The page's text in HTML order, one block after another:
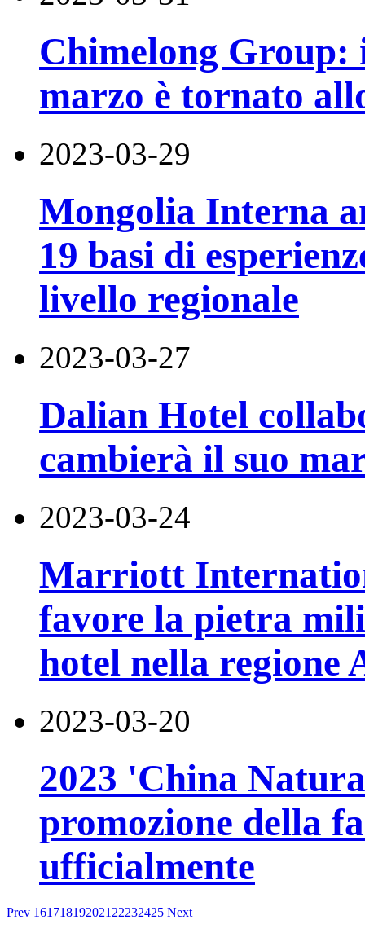
Chimelong
marzo è tornato
2023-03-29
Mongolia Interna
19 basi di
livello regionale
2023-03-27
Dalian Hotel
cambierà il suo
2023-03-24
Marriott
favore la pietra
hotel nella regione
2023-03-20
2023 'China
promozione della
ufficialmente
Prev 161718192021 22232425 Next